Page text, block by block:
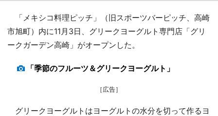
「メキシコ料理ピッチ」（旧スポーツバーピッチ、高崎
市旭町）内に11月3日、グリークヨーグルト専門店「グリ
ークガーデン高崎」がオープンした。
「季節のフルーツ＆グリークヨーグルト」
［広告］
グリークヨーグルトはヨーグルトの水分を切って作るヨ